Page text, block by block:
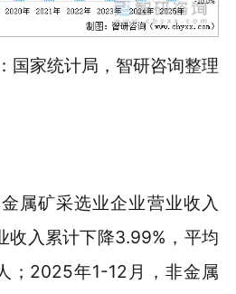
国家统计局，智研咨询整理
属矿采选业企业营业收入
收入累计下降3.99%，平均
；2025年1-12月，非金属